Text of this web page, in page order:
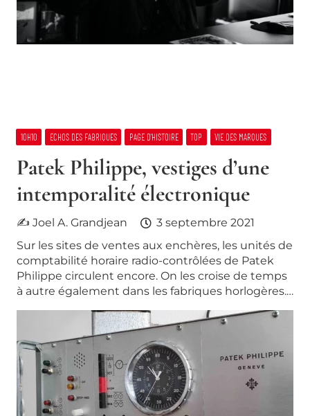
10H10 ECHOS DES FABRIQUES PAGE D’HISTOIRE TOP VIE DES MARQUES
Patek Philippe, vestiges d’une
intemporalité électronique
✍ Joel A. Grandjean
3 septembre 2021
Sur les sites de ventes aux enchères, les unités de
comptabilité horaire radio-contrôlées de Patek
Philippe circulent encore. On les croise de temps
à autre également dans les fabriques horlogères.…